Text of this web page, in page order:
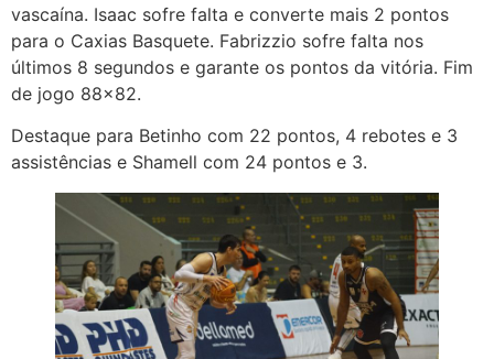
vascaína. Isaac sofre falta e converte mais 2 pontos
para o Caxias Basquete. Fabrizzio sofre falta nos
últimos 8 segundos e garante os pontos da vitória. Fim
de jogo 88×82.
Destaque para Betinho com 22 pontos, 4 rebotes e 3
assistências e Shamell com 24 pontos e 3.